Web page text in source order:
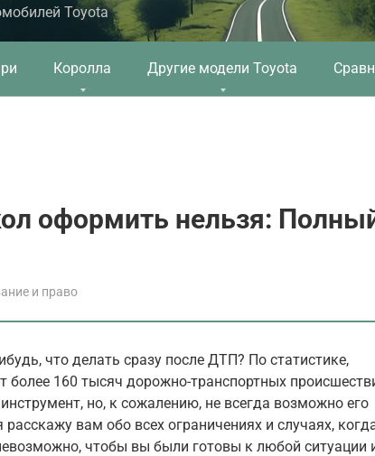
Toyota
Королла Другие модели Toyota
оформить нельзя:
и право
что делать сразу после ДТП? По статистике,
более 160 тысяч дорожно-транспортных
но, к сожалению, не всегда возможно его
расскажу вам обо всех ограничениях и случаях,
чтобы вы были готовы к любой ситуации